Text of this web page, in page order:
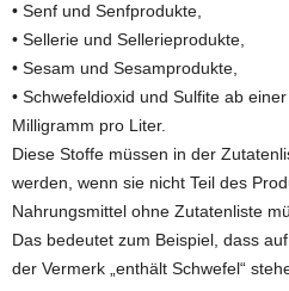
• Senf und Senfprodukte,
• Sellerie und Sellerieprodukte,
• Sesam und Sesamprodukte,
• Schwefeldioxid und Sulfite ab
Milligramm pro Liter.
Diese Stoffe müssen in der
werden, wenn sie nicht Teil des
Nahrungsmittel ohne Zutatenliste
Das bedeutet zum Beispiel, dass
der Vermerk „enthält Schwefel“